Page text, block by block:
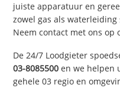
juiste apparatuur en
zowel gas als
Neem contact met ons op
De 24/7 Loodgieter
03-8085500 en we helpen
gehele 03 regio en